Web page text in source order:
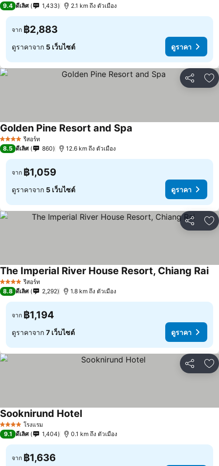
9.4 ดีเลิศ 1,433 2.1 km ถึง ตัวเมือง
จาก ฿2,883
ดูราคาจาก 5 เว็บไซต์ ดูราคา
แชร์ เ
4 ดาว รีสอร์ท
Golden Pine Resort and Spa
8.5 ดีเลิศ 860 12.6 km ถึง ตัวเมือง
จาก ฿1,059
ดูราคาจาก 5 เว็บไซต์ ดูราคา
แชร์ เ
4 ดาว รีสอร์ท
The Imperial River House Resort, Chiang Rai
8.8 ดีเลิศ 2,292 1.8 km ถึง ตัวเมือง
จาก ฿1,194
ดูราคาจาก 7 เว็บไซต์ ดูราคา
แชร์ เ
4 ดาว โรงแรม
Sooknirund Hotel
9.1 ดีเลิศ 1,404 0.1 km ถึง ตัวเมือง
จาก ฿1,636